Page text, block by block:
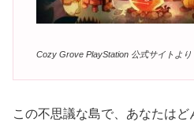
Cozy Grove PlayStation 公式サイトより
この不思議な島で、あなたは